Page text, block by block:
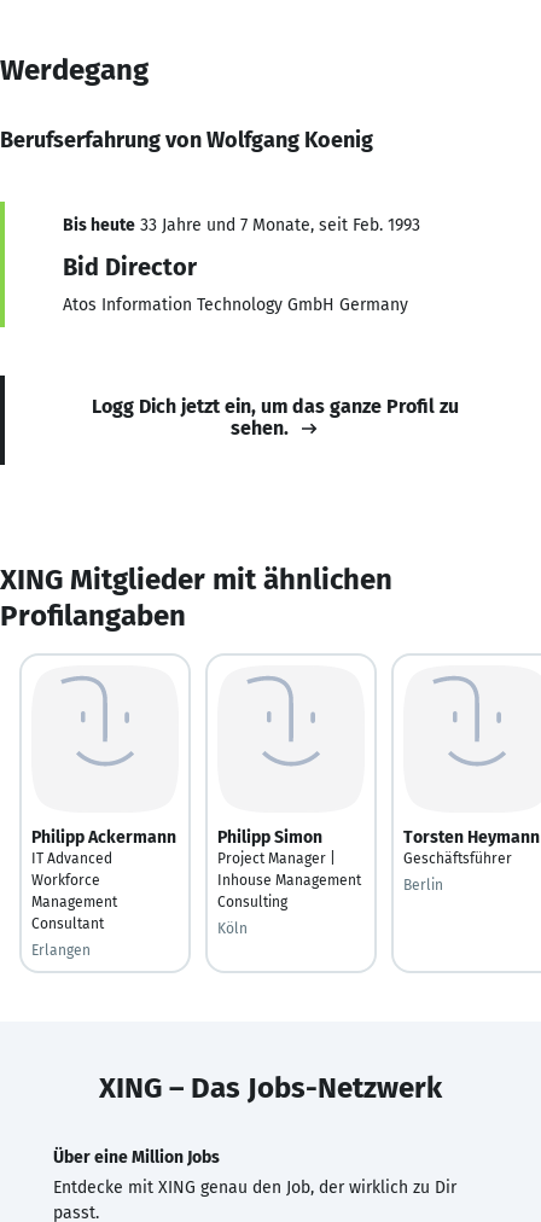
Werdegang
Berufserfahrung von Wolfgang Koenig
Bis heute 33 Jahre und 7 Monate, seit Feb. 1993
Bid Director
Atos Information Technology GmbH Germany
Logg Dich jetzt ein, um das ganze Profil zu
sehen.
XING Mitglieder mit ähnlichen
Profilangaben
Philipp Ackermann
IT Advanced
Workforce
Management
Consultant
Erlangen
Philipp Simon
Project Manager |
Inhouse Management
Consulting
Köln
Torsten Heymann
Geschäftsführer
Berlin
XING – Das Jobs-Netzwerk
Über eine Million Jobs
Entdecke mit XING genau den Job, der wirklich zu Dir
passt.